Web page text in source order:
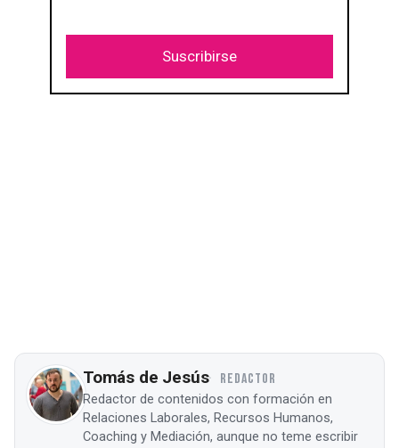
Suscribirse
Tomás de Jesús REDACTOR
Redactor de contenidos con formación en
Relaciones Laborales, Recursos Humanos,
Coaching y Mediación, aunque no teme escribir